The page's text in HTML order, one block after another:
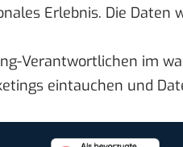
Erlebnis. Die Daten
Verantwortlichen im
eintauchen und